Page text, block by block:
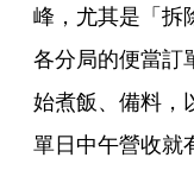
峰，尤其是「拆
各分局的便當訂
始煮飯、備料，
單日中午營收就